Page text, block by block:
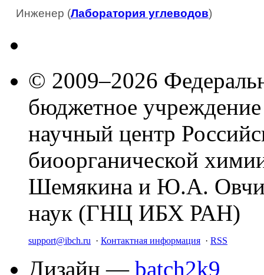
Инженер (Лаборатория углеводов)
© 2009–2026
бюджетное
научный центр
биоорганической
Шемякина и Ю.А.
наук (ГНЦ ИБХ РАН)
support@ibch.ru · Контактная информация · RSS
Дизайн — batch2k9